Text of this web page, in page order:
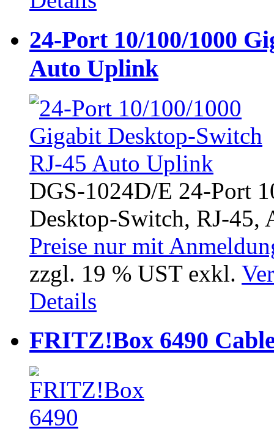
24-Port 10/100/1000
Auto Uplink
DGS-1024D/E 24-Port
Desktop-Switch, RJ-45,
Preise nur mit
zzgl. 19 % UST exkl.
Details
FRITZ!Box 6490